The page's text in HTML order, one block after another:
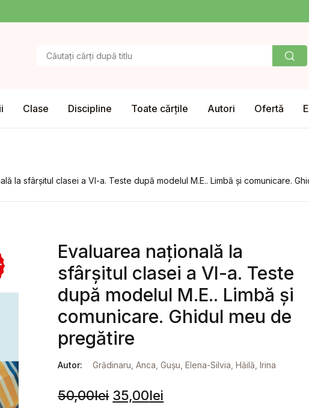
Clase Discipline Toate cărțile Autori Ofertă
la sfârșitul clasei a VI-a. Teste după modelul M.E.. Limbă și comunicare.
Evaluarea națională la
sfârșitul clasei a VI-a. Teste
după modelul M.E.. Limbă și
comunicare. Ghidul meu de
pregătire
Autor: Grădinaru, Anca ,Gușu, Elena-Silvia ,Hăilă, Irina
50,00lei 35,00lei